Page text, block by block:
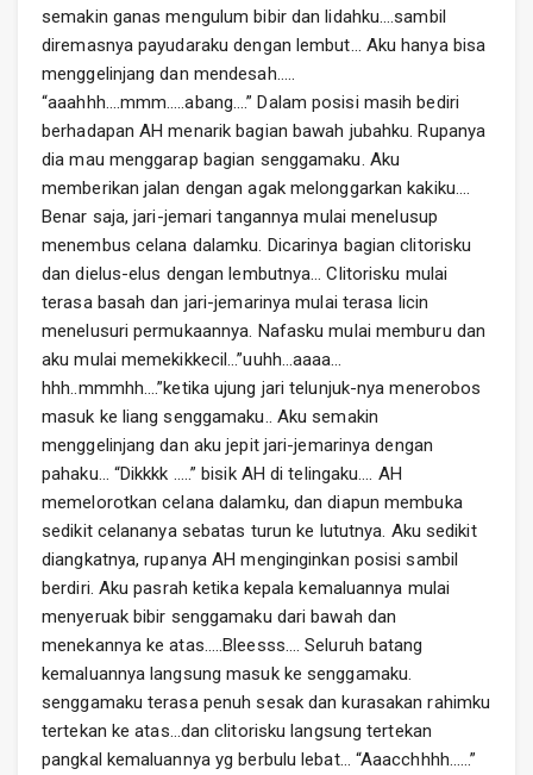
semakin ganas mengulum bibir dan lidahku….sambil
diremasnya payudaraku dengan lembut… Aku hanya bisa
menggelinjang dan mendesah…..
“aaahhh….mmm…..abang….” Dalam posisi masih bediri
berhadapan AH menarik bagian bawah jubahku. Rupanya
dia mau menggarap bagian senggamaku. Aku
memberikan jalan dengan agak melonggarkan kakiku….
Benar saja, jari-jemari tangannya mulai menelusup
menembus celana dalamku. Dicarinya bagian clitorisku
dan dielus-elus dengan lembutnya… Clitorisku mulai
terasa basah dan jari-jemarinya mulai terasa licin
menelusuri permukaannya. Nafasku mulai memburu dan
aku mulai memekikkecil…”uuhh…aaaa…
hhh..mmmhh….”ketika ujung jari telunjuk-nya menerobos
masuk ke liang senggamaku.. Aku semakin
menggelinjang dan aku jepit jari-jemarinya dengan
pahaku… “Dikkkk …..” bisik AH di telingaku…. AH
memelorotkan celana dalamku, dan diapun membuka
sedikit celananya sebatas turun ke lututnya. Aku sedikit
diangkatnya, rupanya AH menginginkan posisi sambil
berdiri. Aku pasrah ketika kepala kemaluannya mulai
menyeruak bibir senggamaku dari bawah dan
menekannya ke atas…..Bleesss…. Seluruh batang
kemaluannya langsung masuk ke senggamaku.
senggamaku terasa penuh sesak dan kurasakan rahimku
tertekan ke atas…dan clitorisku langsung tertekan
pangkal kemaluannya yg berbulu lebat… “Aaacchhhh……”